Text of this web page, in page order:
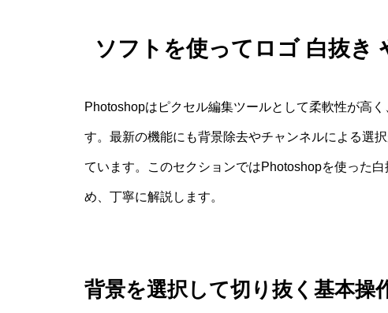
ソフトを使ってロゴ 白抜き
Photoshopはピクセル編集ツールとして柔軟性が高
す。最新の機能にも背景除去やチャンネルによる選
ています。このセクションではPhotoshopを使った
め、丁寧に解説します。
背景を選択して切り抜く基本操